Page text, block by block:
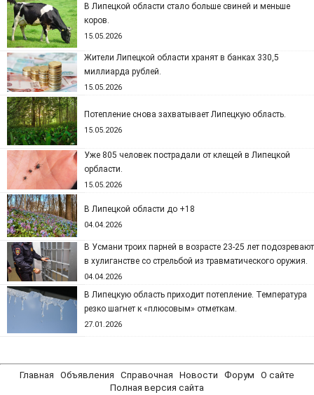
В Липецкой области стало больше свиней и меньше
коров.
15.05.2026
Жители Липецкой области хранят в банках 330,5
миллиарда рублей.
15.05.2026
Потепление снова захватывает Липецкую область.
15.05.2026
Уже 805 человек пострадали от клещей в Липецкой
орбласти.
15.05.2026
В Липецкой области до +18
04.04.2026
В Усмани троих парней в возрасте 23-25 лет подозревают
в хулиганстве со стрельбой из травматического оружия.
04.04.2026
В Липецкую область приходит потепление. Температура
резко шагнет к «плюсовым» отметкам.
27.01.2026
Главная Объявления Справочная Новости Форум
О сайте
Полная версия сайта